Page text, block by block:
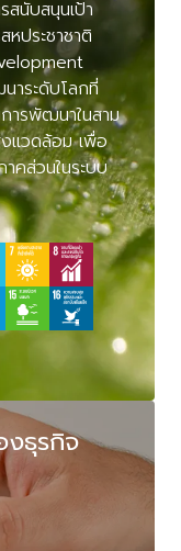
นับสนุนเป้า
ประชาชาติ
าระดับโลกที่
ารพัฒนาในสาม
แวดล้อม เพื่อ
คส่วนในระบบ
งธุรกิจ